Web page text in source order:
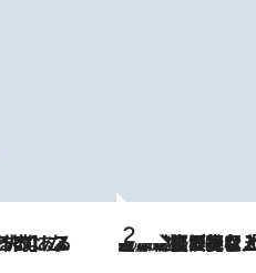
2026.8.5
【なぜ吉沢亮は「気配を消せる」のか？】興行収入208億の『国宝』を経て挑むミュージカル『ディア・エヴァン・ハンセン』。トップ俳優が舞台上でさらけ出した“孤独”とは